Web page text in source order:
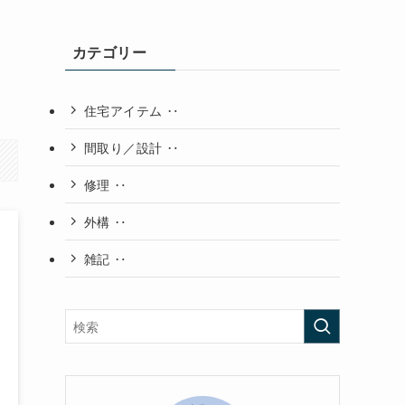
カテゴリー
住宅アイテム ‥
間取り／設計 ‥
修理 ‥
外構 ‥
雑記 ‥